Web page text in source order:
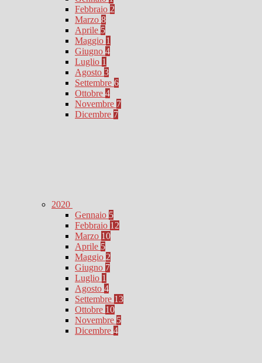
Febbraio 2
Marzo 8
Aprile 5
Maggio 1
Giugno 4
Luglio 1
Agosto 3
Settembre 6
Ottobre 4
Novembre 7
Dicembre 7
2020
Gennaio 5
Febbraio 12
Marzo 10
Aprile 5
Maggio 2
Giugno 7
Luglio 1
Agosto 4
Settembre 13
Ottobre 10
Novembre 5
Dicembre 4